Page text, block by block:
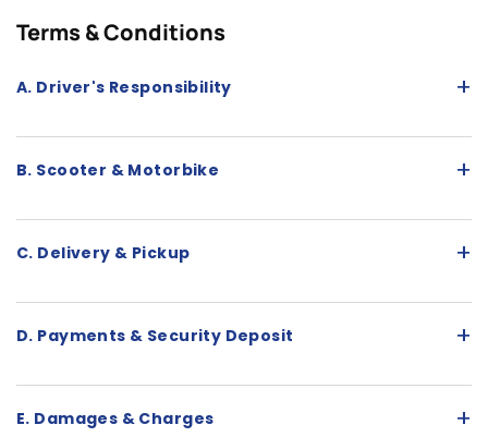
Terms & Conditions
A. Driver's Responsibility +
B. Scooter & Motorbike +
C. Delivery & Pickup +
D. Payments & Security Deposit +
E. Damages & Charges +